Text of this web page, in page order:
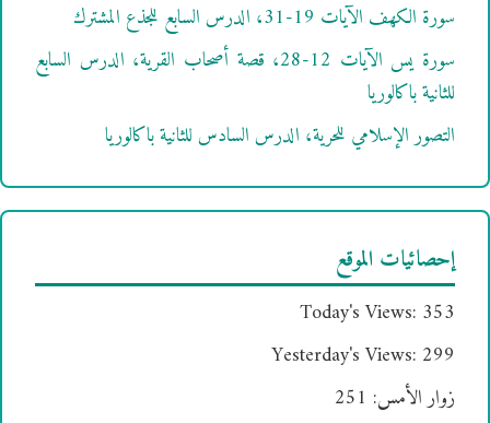
سورة الكهف الآيات 19-31، الدرس السابع للجذع المشترك
سورة يس الآيات 12-28، قصة أصحاب القرية، الدرس السابع
للثانية باكالوريا
التصور الإسلامي للحرية، الدرس السادس للثانية باكالوريا
إحصائيات الموقع
Today's Views: 353
Yesterday's Views: 299
زوار الأمس: 251